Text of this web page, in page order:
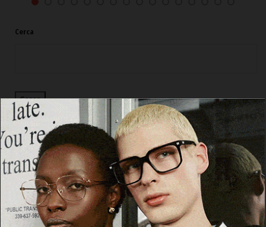
Cerca
Cerca
Facebook
Threads
Instagram
X YouTube